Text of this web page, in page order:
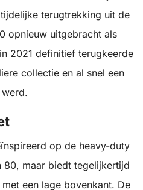
terugtrekking uit de
opnieuw uitgebracht als
2021 definitief terugkeerde
collectie en al snel een
op de heavy-duty
80, maar biedt tegelijkertijd
een lage bovenkant. De